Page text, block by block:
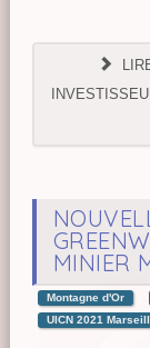
MINIER
Montagne d'Or
UICN 2021